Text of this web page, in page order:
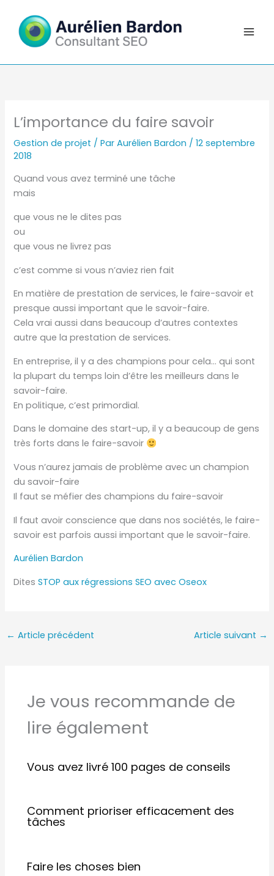
contenu
L’importance du faire savoir
Gestion de projet / ParAurélien Bardon /12 septembre
2018
Quand vous avez terminé une tâche
mais
que vous ne le dites pas
ou
que vous ne livrez pas
c’est comme si vous n’aviez rien fait
En matière de prestation de services, le faire-savoir et
presque aussi important que le savoir-faire.
Cela vrai aussi dans beaucoup d’autres contextes
autre que la prestation de services.
En entreprise, il y a des champions pour cela… qui sont
la plupart du temps loin d’être les meilleurs dans le
savoir-faire.
En politique, c’est primordial.
Dans le domaine des start-up, il y a beaucoup de gens
très forts dans le faire-savoir
Vous n’aurez jamais de problème avec un champion
du savoir-faire
Il faut se méfier des champions du faire-savoir
Il faut avoir conscience que dans nos sociétés, le faire-
savoir est parfois aussi important que le savoir-faire.
Aurélien Bardon
DitesSTOP aux régressions SEO avec Oseox
← Article précédent Article suivant →
Je vous recommande de
lire également
Vous avez livré 100 pages de conseils
Comment prioriser efficacement des
tâches
Faire les choses bien